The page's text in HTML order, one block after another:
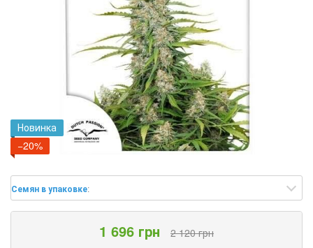
Новинка
−20%
Семян в упаковке:
1 696 грн
2 120 грн